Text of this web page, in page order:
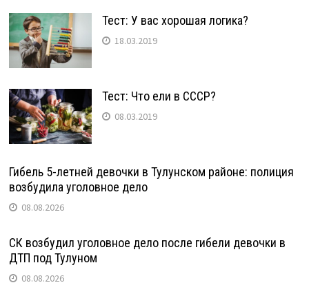
Тест: У вас хорошая логика?
18.03.2019
Тест: Что ели в СССР?
08.03.2019
Гибель 5-летней девочки в Тулунском районе: полиция
возбудила уголовное дело
08.08.2026
СК возбудил уголовное дело после гибели девочки в
ДТП под Тулуном
08.08.2026